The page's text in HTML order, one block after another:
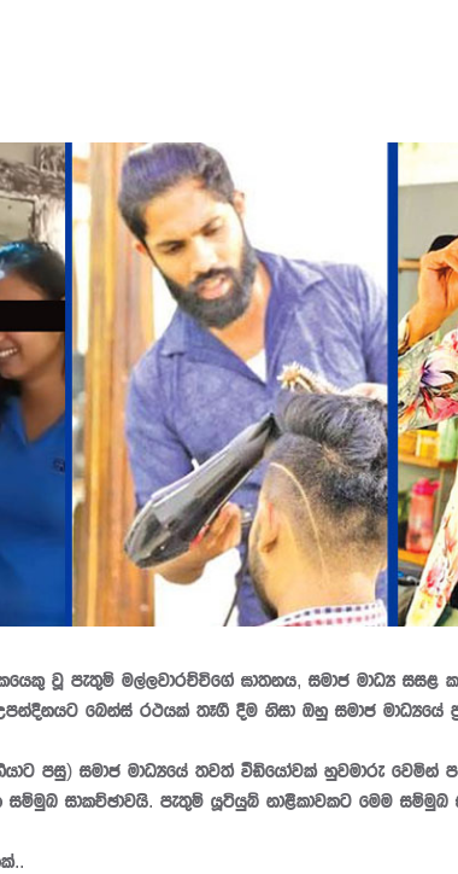
වූ පැතුම් මල්ලවාරච්චිගේ ඝාතනය, සමාජ මාධ්‍ය සසළ
බෙන්ස් රථයක් තෑගී දීම නිසා ඔහු සමාජ මාධ්‍යයේ
පසු) සමාජ මාධ්‍යයේ තවත් වීඩියෝවක් හුවමාරු වෙමින්
සාකච්ඡාවයි. පැතුම් යූටියුබ් නාළිකාවකට මෙම සම්මුඛ